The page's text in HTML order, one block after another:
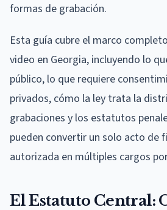
formas de grabación.
Esta guía cubre el marco
video en Georgia, incluyendo lo
público, lo que requiere
privados, cómo la ley trata la
grabaciones y los estatutos
pueden convertir un solo acto de
autorizada en múltiples cargos
El Estatuto Central: